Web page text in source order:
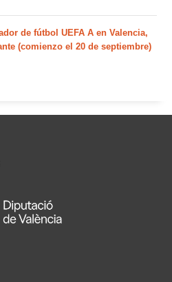
de fútbol UEFA A en Valencia,
(comienzo el 20 de septiembre)